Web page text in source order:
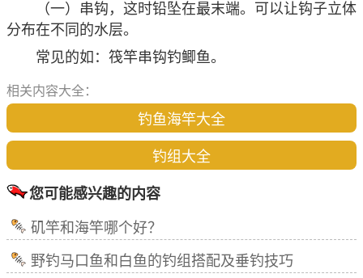
（一）串钩，这时铅坠在最末端。可以让钩子立体
分布在不同的水层。
常见的如：筏竿串钩钓鲫鱼。
相关内容大全：
钓鱼海竿大全
钓组大全
您可能感兴趣的内容
矶竿和海竿哪个好？
野钓马口鱼和白鱼的钓组搭配及垂钓技巧